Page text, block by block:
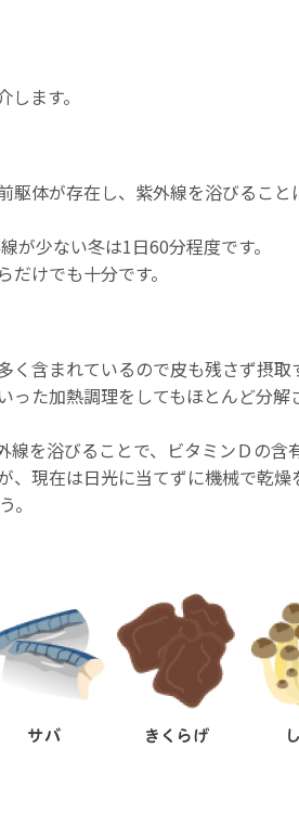
ます。
駆体が存在し、紫外線を浴びること
が少ない冬は1日60分程度です。
けでも十分です。
含まれているので皮も残さず摂取
た加熱調理をしてもほとんど分
を浴びることで、ビタミンＤの含
現在は日光に当てずに機械で乾
。